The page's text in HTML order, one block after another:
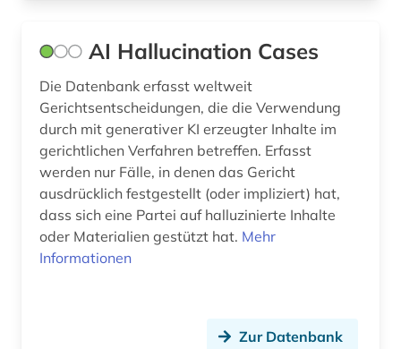
daten (2)
datenanalyse (1)
datenauswertung (1)
datensammlung (1)
datenschutz (4)
datenschutzrecht (3)
AI Hallucination Cases
Die Datenbank erfasst weltweit
Gerichtsentscheidungen, die die Verwendung
durch mit generativer KI erzeugter Inhalte im
gerichtlichen Verfahren betreffen. Erfasst
werden nur Fälle, in denen das Gericht
ausdrücklich festgestellt (oder impliziert) hat,
dass sich eine Partei auf halluzinierte Inhalte
oder Materialien gestützt hat. Mehr
Informationen
Zur Datenbank